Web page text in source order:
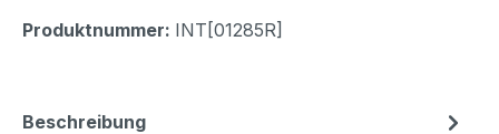
Produktnummer: INT[01285R]
Beschreibung